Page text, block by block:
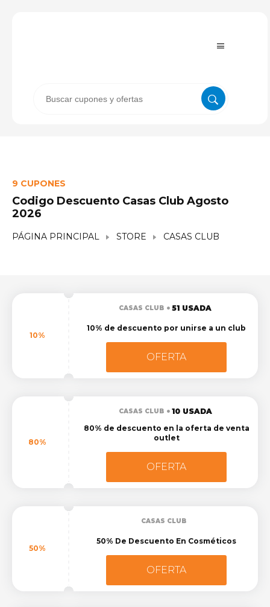
9 CUPONES
Codigo Descuento Casas Club Agosto
2026
PÁGINA PRINCIPAL STORE CASAS CLUB
10%
CASAS CLUB 51 USADA
10% de descuento por unirse a un club
OFERTA
80%
CASAS CLUB
10 USADA
80% de descuento en la oferta de venta
outlet
OFERTA
50%
CASAS CLUB
50% De Descuento En Cosméticos
OFERTA